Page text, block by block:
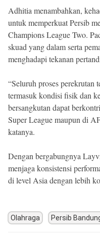
Adhitia menambahkan,
untuk memperkuat Persib
Champions League Two.
skuad yang dalam serta
menghadapi tekanan
“Seluruh proses perekrutan
termasuk kondisi fisik dan
bersangkutan dapat
Super League maupun di
katanya.
Dengan bergabungnya
menjaga konsistensi
di level Asia dengan lebih
Olahraga Persib